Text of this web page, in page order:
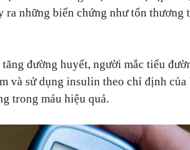
ra những biến chứng như tổn thương
đường huyết, người mắc tiểu
và sử dụng insulin theo chỉ định của
trong máu hiệu quả.